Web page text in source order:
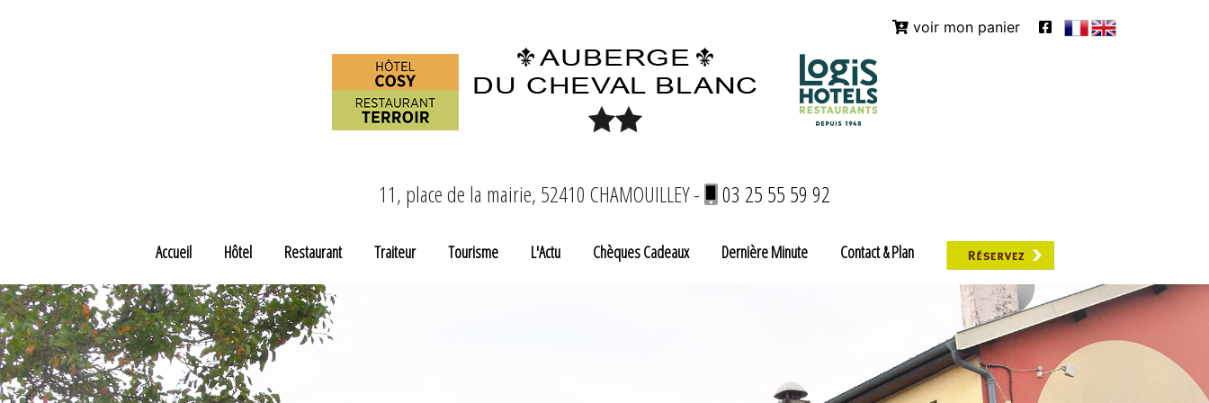
voir mon panier
11, place de la mairie, 52410 CHAMOUILLEY - 03 25 55 59 92
Accueil Hôtel Restaurant Traiteur Tourisme L'Actu Chèques Cadeaux Dernière Minute Contact & Plan